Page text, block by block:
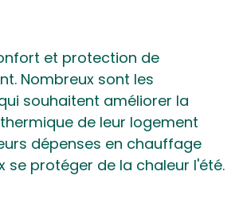
et protection de
Nombreux sont les
souhaitent améliorer la
de leur logement
dépenses en chauffage
se protéger de la chaleur l'été.